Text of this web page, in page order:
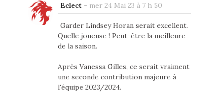
Eclect- mer 24 Mai 23 à 7 h 50
Garder Lindsey Horan serait excellent.
Quelle joueuse ! Peut-être la meilleure
de la saison.
Après Vanessa Gilles, ce serait vraiment
une seconde contribution majeure à
l'équipe 2023/2024.